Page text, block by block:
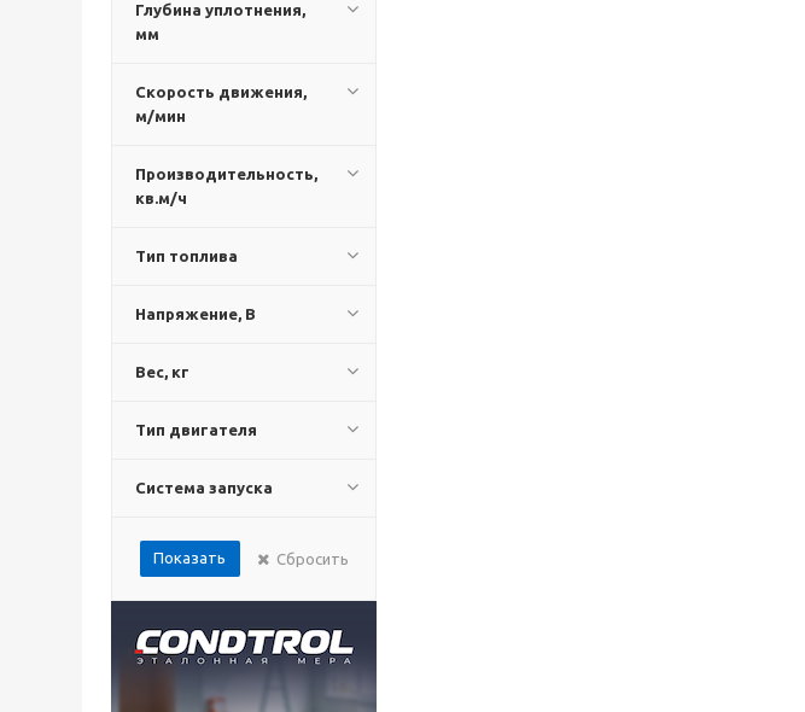
Глубина уплотнения,
мм
Скорость движения,
м/мин
Производительность,
кв.м/ч
Тип топлива
Напряжение, В
Вес, кг
Тип двигателя
Система запуска
Показать Сбросить